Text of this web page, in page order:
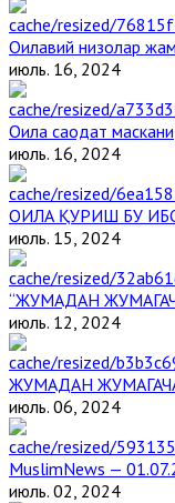
Оилавий низолар
июль. 16, 2024
Оила саодат маскани
июль. 16, 2024
ОИЛА ҚУРИШ БУ
июль. 15, 2024
“ЖУМАДАН
июль. 12, 2024
ЖУМАДАН
июль. 06, 2024
MuslimNews —
июль. 02, 2024